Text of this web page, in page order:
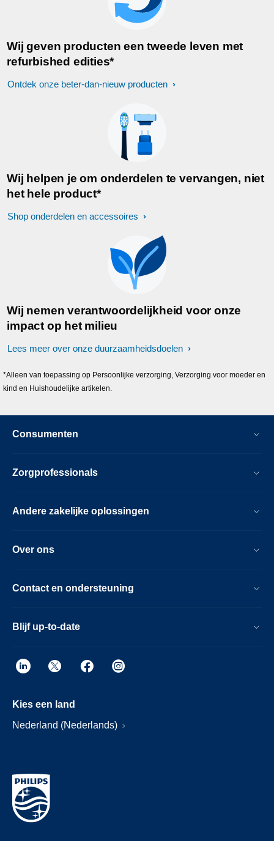
Wij geven producten een tweede leven met
refurbished edities*
Ontdek onze beter-dan-nieuw producten
Wij helpen je om onderdelen te vervangen, niet
het hele product*
Shop onderdelen en accessoires
Wij nemen verantwoordelijkheid voor onze
impact op het milieu
Lees meer over onze duurzaamheidsdoelen
*Alleen van toepassing op Persoonlijke verzorging, Verzorging voor moeder en
kind en Huishoudelijke artikelen.
Consumenten
Zorgprofessionals
Andere zakelijke oplossingen
Over ons
Contact en ondersteuning
Blijf up-to-date
Kies een land
Nederland (Nederlands)